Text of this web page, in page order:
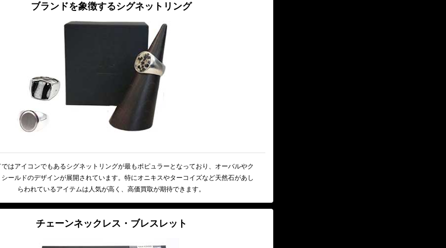
ブランドを象徴するシグネットリング
ではアイコンでもあるシグネットリングが最もポピュラーとなっており、オーバルやク
シールドのデザインが展開されています。特にオニキスやターコイズなど天然石があし
らわれているアイテムは人気が高く、高価買取が期待できます。
チェーンネックレス・ブレスレット